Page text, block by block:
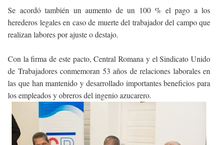
Se acordó también un aumento de un 100 % el pago a los
herederos legales en caso de muerte del trabajador del campo que
realizan labores por ajuste o destajo.
Con la firma de este pacto, Central Romana y el Sindicato Unido
de Trabajadores conmemoran 53 años de relaciones laborales en
las que han mantenido y desarrollado importantes beneficios para
los empleados y obreros del ingenio azucarero.